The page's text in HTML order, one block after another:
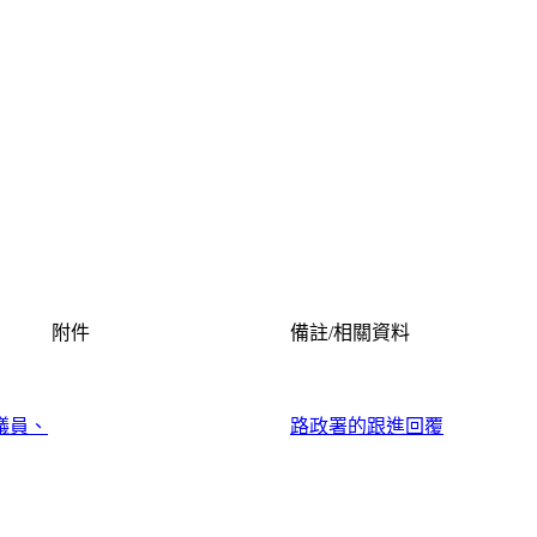
附件
備註/相關資料
員、
路政署的跟進回覆